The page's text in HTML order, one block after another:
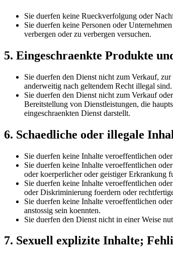
Sie duerfen keine Rueckverfolgung oder
Sie duerfen keine Personen oder
verbergen oder zu verbergen versuchen.
5. Eingeschraenkte Produkte
Sie duerfen den Dienst nicht zum Verkauf,
anderweitig nach geltendem Recht illegal sind.
Sie duerfen den Dienst nicht zum Verkauf
Bereitstellung von Dienstleistungen, die
eingeschraenkten Dienst darstellt.
6. Schaedliche oder illegale
Sie duerfen keine Inhalte veroeffentlichen
Sie duerfen keine Inhalte veroeffentlichen
oder koerperlicher oder geistiger Erkrankung
Sie duerfen keine Inhalte veroeffentlichen
oder Diskriminierung foerdern oder
Sie duerfen keine Inhalte veroeffentlichen
anstossig sein koennten.
Sie duerfen den Dienst nicht in einer Weise
7. Sexuell explizite Inhalte;